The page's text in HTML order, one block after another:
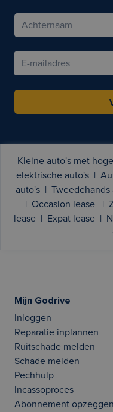
Kleine auto's met
elektrische auto's
auto's
Tweedehands
Occasion lease
lease
Expat lease
Mijn Godrive
Inloggen
Reparatie inplannen
Ruitschade melden
Schade melden
Pechhulp
Incassoproces
Abonnement opzeggen